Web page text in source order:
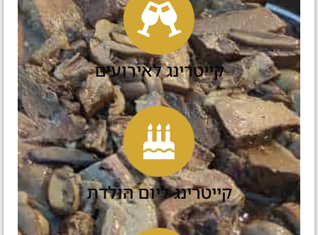
קייטרינג לאירועים
קייטרינג ליום הולדת